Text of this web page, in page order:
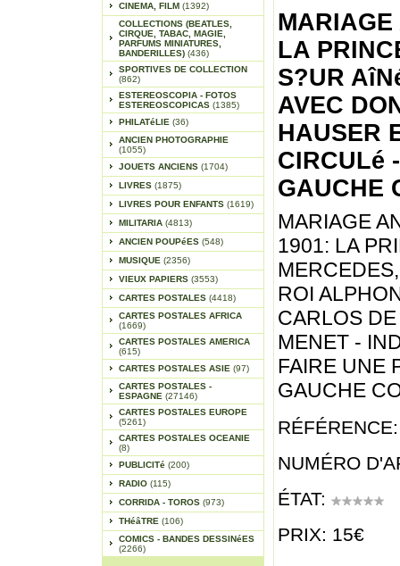
CINEMA, FILM (1392)
COLLECTIONS (BEATLES,
CIRQUE, TABAC, MAGIE,
PARFUMS MINIATURES,
BANDERILLES) (436)
SPORTIVES DE COLLECTION
(862)
ESTEREOSCOPIA - FOTOS
ESTEREOSCOPICAS (1385)
PHILATéLIE (36)
ANCIEN PHOTOGRAPHIE
(1055)
JOUETS ANCIENS (1704)
LIVRES (1875)
LIVRES POUR ENFANTS (1619)
MILITARIA (4813)
ANCIEN POUPéES (548)
MUSIQUE (2356)
VIEUX PAPIERS (3553)
CARTES POSTALES (4418)
CARTES POSTALES AFRICA
(1669)
CARTES POSTALES AMERICA
(615)
CARTES POSTALES ASIE (97)
CARTES POSTALES -
ESPAGNE (27146)
CARTES POSTALES EUROPE
(5261)
CARTES POSTALES OCEANIE
(8)
PUBLICITé (200)
RADIO (115)
CORRIDA - TOROS (973)
THéâTRE (106)
COMICS - BANDES DESSINéES
(2266)
MARIAGE
LA
S?UR
AVEC
HAUSER
CIRCULé
GAUCHE
MARIAGE
1901: LA
ROI
CARLOS
MENET -
FAIRE UNE
GAUCHE
NUMÉRO
ÉTAT:
PRIX: 15€